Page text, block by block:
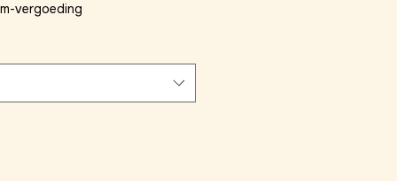
vergoeding